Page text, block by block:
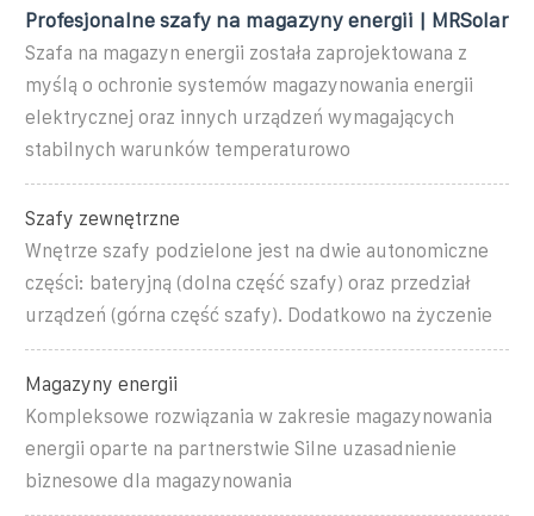
Profesjonalne szafy na magazyny energii | MRSolar
Szafa na magazyn energii została zaprojektowana z
myślą o ochronie systemów magazynowania energii
elektrycznej oraz innych urządzeń wymagających
stabilnych warunków temperaturowo
Szafy zewnętrzne
Wnętrze szafy podzielone jest na dwie autonomiczne
części: bateryjną (dolna część szafy) oraz przedział
urządzeń (górna część szafy). Dodatkowo na życzenie
Magazyny energii
Kompleksowe rozwiązania w zakresie magazynowania
energii oparte na partnerstwie Silne uzasadnienie
biznesowe dla magazynowania